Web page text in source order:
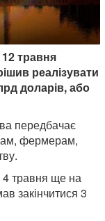
12 травня
реалізувати
доларів, або
передбачає
фермерам,
4 травня ще на
закінчитися 3